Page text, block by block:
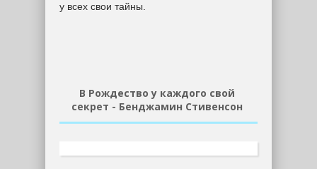
у всех свои тайны.
В Рождество у каждого свой
секрет - Бенджамин Стивенсон